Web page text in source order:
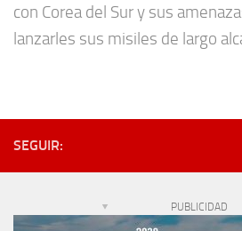
con Corea del Sur y sus
lanzarles sus misiles de largo
SEGUIR:
PUBLICIDAD